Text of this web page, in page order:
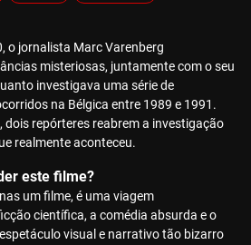
o jornalista Marc Varenberg
misteriosas, juntamente com o seu
investigava uma série de
na Bélgica entre 1989 e 1991.
dois repórteres reabrem a investigação
realmente aconteceu.
este filme?
um filme, é uma viagem
científica, a comédia absurda e o
visual e narrativo tão bizarro